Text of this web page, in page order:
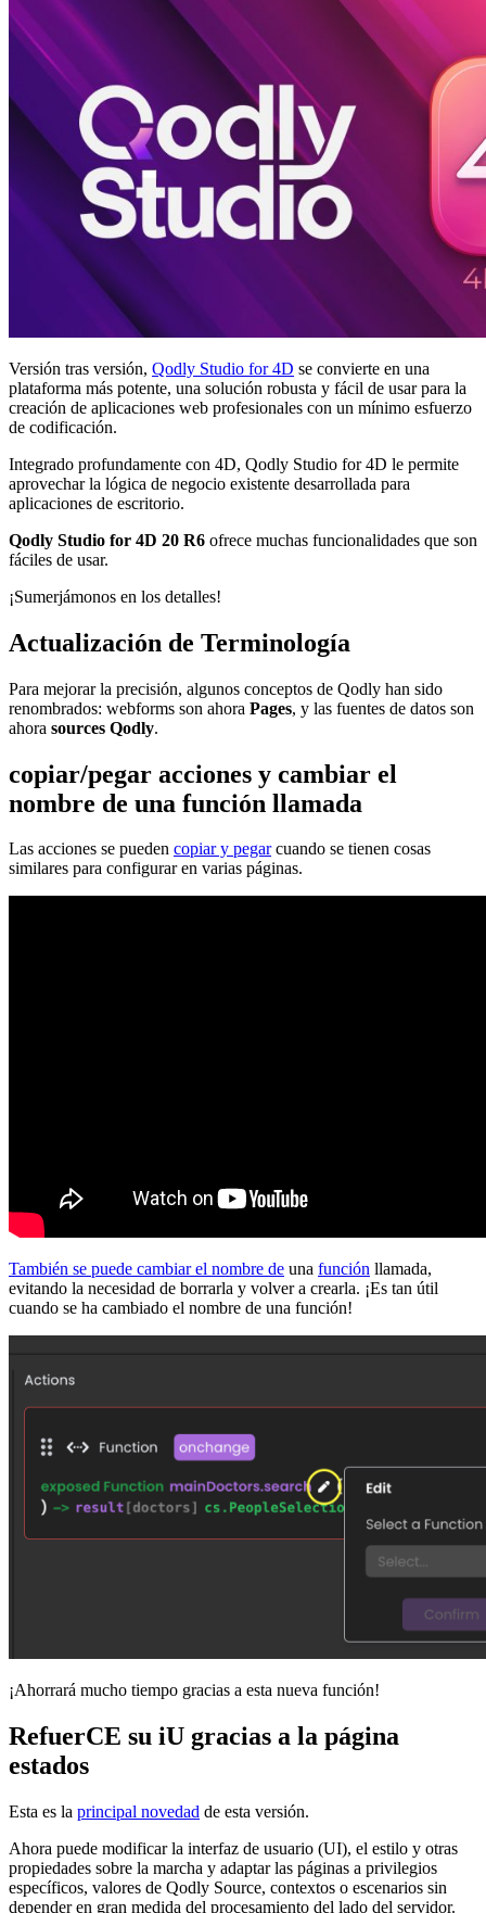
Versión tras versión, Qodly Studio for 4D se convierte en una
plataforma más potente, una solución robusta y fácil de usar para la
creación de aplicaciones web profesionales con un mínimo esfuerzo
de codificación.
Integrado profundamente con 4D, Qodly Studio for 4D le permite
aprovechar la lógica de negocio existente desarrollada para
aplicaciones de escritorio.
Qodly Studio for 4D 20 R6 ofrece muchas funcionalidades que son
fáciles de usar.
¡Sumerjámonos en los detalles!
Actualización de Terminología
Para mejorar la precisión, algunos conceptos de Qodly han sido
renombrados: webforms son ahora Pages, y las fuentes de datos son
ahora sources Qodly.
copiar/pegar acciones y cambiar el
nombre de una función llamada
Las acciones se pueden copiar y pegarcuando se tienen cosas
similares para configurar en varias páginas.
También se puede cambiar el nombre de una función llamada,
evitando la necesidad de borrarla y volver a crearla. ¡Es tan útil
cuando se ha cambiado el nombre de una función!
¡Ahorrará mucho tiempo gracias a esta nueva función!
RefuerCE su iU gracias a la página
estados
Esta es la principal novedad de esta versión.
Ahora puede modificar la interfaz de usuario (UI), el estilo y otras
propiedades sobre la marcha y adaptar las páginas a privilegios
específicos, valores de Qodly Source, contextos o escenarios sin
depender en gran medida del procesamiento del lado del servidor.